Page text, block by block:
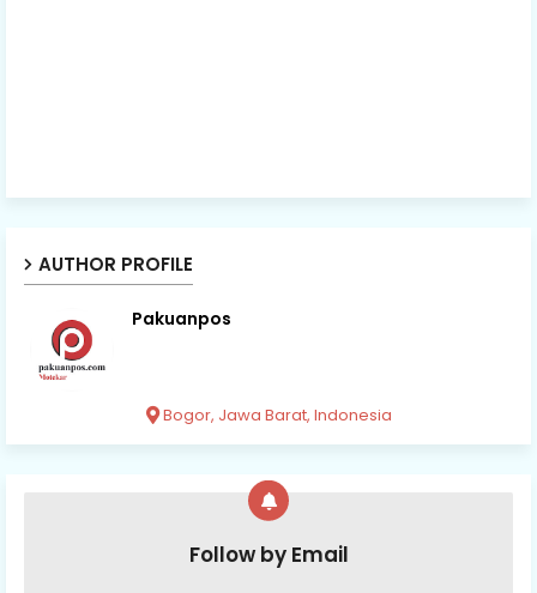
AUTHOR PROFILE
Pakuanpos
Bogor, Jawa Barat, Indonesia
Follow by Email